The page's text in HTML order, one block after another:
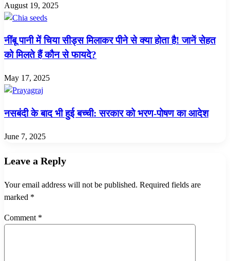
August 19, 2025
नींबू पानी में चिया सीड्स मिलाकर पीने से क्या होता है! जानें सेहत
को मिलते हैं कौन से फायदे?
May 17, 2025
नसबंदी के बाद भी हुई बच्ची: सरकार को भरण-पोषण का आदेश
June 7, 2025
Leave a Reply
Your email address will not be published. Required fields are
marked *
Comment *